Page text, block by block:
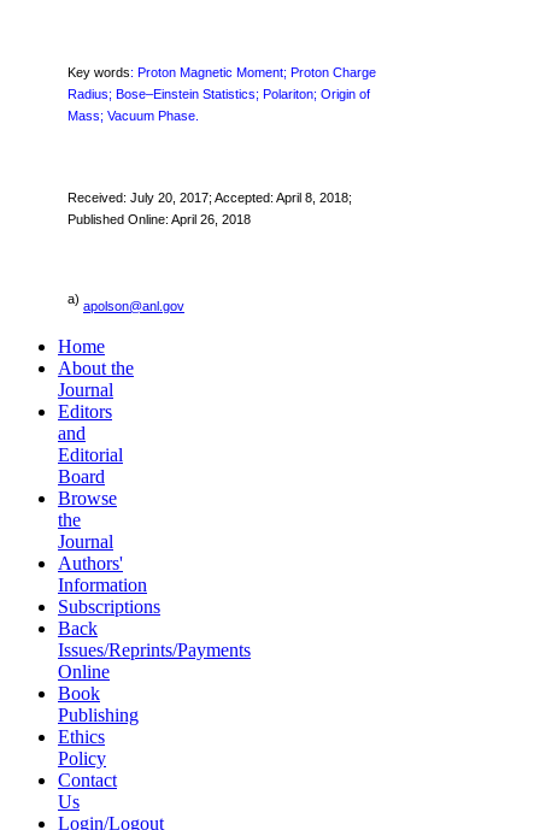
Key words: Proton Magnetic Moment; Proton Charge
Radius; Bose–Einstein Statistics; Polariton; Origin of
Mass; Vacuum Phase.
Received: July 20, 2017; Accepted: April 8, 2018;
Published Online: April 26, 2018
a)
apolson@anl.gov
Home
About the
Journal
Editors
and
Editorial
Board
Browse
the
Journal
Authors'
Information
Subscriptions
Back
Issues/Reprints/Payments
Online
Book
Publishing
Ethics
Policy
Contact
Us
Login/Logout